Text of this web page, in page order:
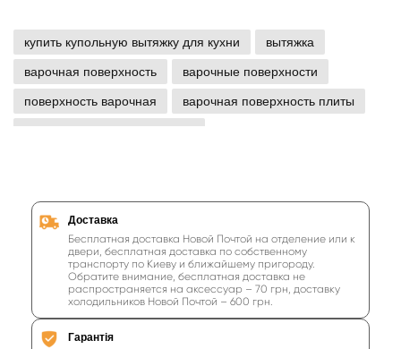
купить купольную вытяжку для кухни вытяжка
варочная поверхность варочные поверхности
поверхность варочная варочная поверхность плиты
плита варочная поверхность
варочная поверхность электрическая 2 конфорки купить
купить варочную поверхность газовую
варочная поверхность газовая
газовая варочная поверхность
варочные поверхности газовые
Доставка
Бесплатная доставка Новой Почтой на отделение или к
двери, бесплатная доставка по собственному
транспорту по Киеву и ближайшему пригороду.
Обратите внимание, бесплатная доставка не
распространяется на аксессуар – 70 грн, доставку
холодильников Новой Почтой – 600 грн.
Гарантія